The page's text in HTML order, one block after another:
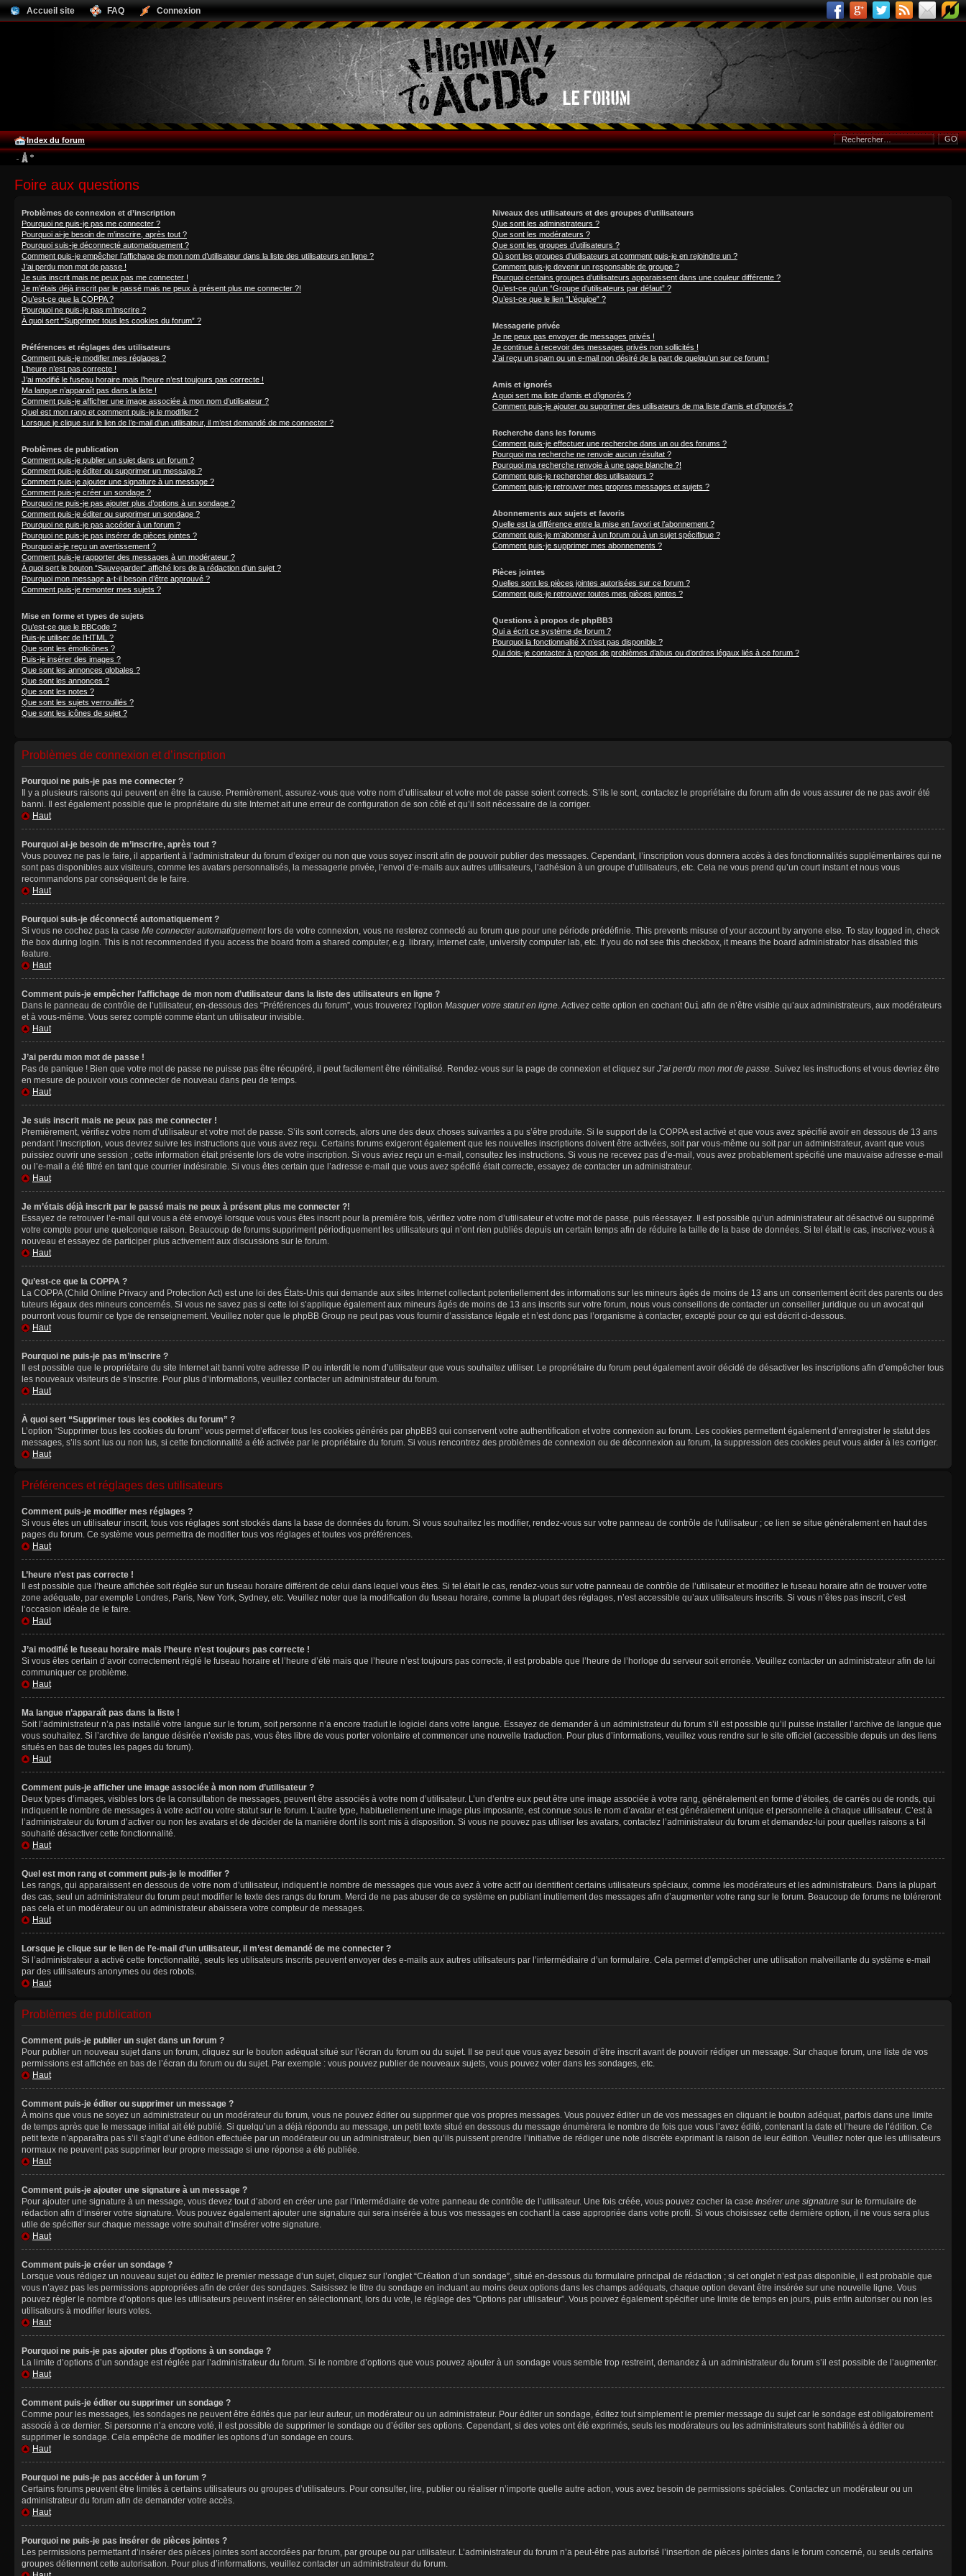
Accueil site FAQ Connexion
Index du forum
Foire aux questions
Problèmes de connexion et d’inscription
Pourquoi ne puis-je pas me connecter ?
Pourquoi ai-je besoin de m’inscrire, après tout ?
Pourquoi suis-je déconnecté automatiquement ?
Comment puis-je empêcher l’affichage de mon nom d’utilisateur dans la liste des utilisateurs en ligne ?
J’ai perdu mon mot de passe !
Je suis inscrit mais ne peux pas me connecter !
Je m’étais déjà inscrit par le passé mais ne peux à présent plus me connecter ?!
Qu’est-ce que la COPPA ?
Pourquoi ne puis-je pas m’inscrire ?
À quoi sert “Supprimer tous les cookies du forum” ?
Préférences et réglages des utilisateurs
Comment puis-je modifier mes réglages ?
L’heure n’est pas correcte !
J’ai modifié le fuseau horaire mais l’heure n’est toujours pas correcte !
Ma langue n’apparaît pas dans la liste !
Comment puis-je afficher une image associée à mon nom d’utilisateur ?
Quel est mon rang et comment puis-je le modifier ?
Lorsque je clique sur le lien de l’e-mail d’un utilisateur, il m’est demandé de me connecter ?
Problèmes de publication
Comment puis-je publier un sujet dans un forum ?
Comment puis-je éditer ou supprimer un message ?
Comment puis-je ajouter une signature à un message ?
Comment puis-je créer un sondage ?
Pourquoi ne puis-je pas ajouter plus d’options à un sondage ?
Comment puis-je éditer ou supprimer un sondage ?
Pourquoi ne puis-je pas accéder à un forum ?
Pourquoi ne puis-je pas insérer de pièces jointes ?
Pourquoi ai-je reçu un avertissement ?
Comment puis-je rapporter des messages à un modérateur ?
À quoi sert le bouton “Sauvegarder” affiché lors de la rédaction d’un sujet ?
Pourquoi mon message a-t-il besoin d’être approuvé ?
Comment puis-je remonter mes sujets ?
Mise en forme et types de sujets
Qu’est-ce que le BBCode ?
Puis-je utiliser de l’HTML ?
Que sont les émoticônes ?
Puis-je insérer des images ?
Que sont les annonces globales ?
Que sont les annonces ?
Que sont les notes ?
Que sont les sujets verrouillés ?
Que sont les icônes de sujet ?
Niveaux des utilisateurs et des groupes d’utilisateurs
Que sont les administrateurs ?
Que sont les modérateurs ?
Que sont les groupes d’utilisateurs ?
Où sont les groupes d’utilisateurs et comment puis-je en rejoindre un ?
Comment puis-je devenir un responsable de groupe ?
Pourquoi certains groupes d’utilisateurs apparaissent dans une couleur différente ?
Qu’est-ce qu’un “Groupe d’utilisateurs par défaut” ?
Qu’est-ce que le lien “L’équipe” ?
Messagerie privée
Je ne peux pas envoyer de messages privés !
Je continue à recevoir des messages privés non sollicités !
J’ai reçu un spam ou un e-mail non désiré de la part de quelqu’un sur ce forum !
Amis et ignorés
A quoi sert ma liste d’amis et d’ignorés ?
Comment puis-je ajouter ou supprimer des utilisateurs de ma liste d’amis et d’ignorés ?
Recherche dans les forums
Comment puis-je effectuer une recherche dans un ou des forums ?
Pourquoi ma recherche ne renvoie aucun résultat ?
Pourquoi ma recherche renvoie à une page blanche ?!
Comment puis-je rechercher des utilisateurs ?
Comment puis-je retrouver mes propres messages et sujets ?
Abonnements aux sujets et favoris
Quelle est la différence entre la mise en favori et l’abonnement ?
Comment puis-je m’abonner à un forum ou à un sujet spécifique ?
Comment puis-je supprimer mes abonnements ?
Pièces jointes
Quelles sont les pièces jointes autorisées sur ce forum ?
Comment puis-je retrouver toutes mes pièces jointes ?
Questions à propos de phpBB3
Qui a écrit ce système de forum ?
Pourquoi la fonctionnalité X n’est pas disponible ?
Qui dois-je contacter à propos de problèmes d’abus ou d’ordres légaux liés à ce forum ?
Problèmes de connexion et d’inscription
Pourquoi ne puis-je pas me connecter ?
Il y a plusieurs raisons qui peuvent en être la cause. Premièrement, assurez-vous que votre nom d’utilisateur et votre mot de passe soient corrects. S’ils le sont, contactez le propriétaire du forum afin de vous assurer de ne pas avoir été
banni. Il est également possible que le propriétaire du site Internet ait une erreur de configuration de son côté et qu’il soit nécessaire de la corriger.
Haut
Pourquoi ai-je besoin de m’inscrire, après tout ?
Vous pouvez ne pas le faire, il appartient à l’administrateur du forum d’exiger ou non que vous soyez inscrit afin de pouvoir publier des messages. Cependant, l’inscription vous donnera accès à des fonctionnalités supplémentaires qui ne
sont pas disponibles aux visiteurs, comme les avatars personnalisés, la messagerie privée, l’envoi d’e-mails aux autres utilisateurs, l’adhésion à un groupe d’utilisateurs, etc. Cela ne vous prend qu’un court instant et nous vous
recommandons par conséquent de le faire.
Haut
Pourquoi suis-je déconnecté automatiquement ?
Si vous ne cochez pas la case Me connecter automatiquementlors de votre connexion, vous ne resterez connecté au forum que pour une période prédéfinie. This prevents misuse of your account by anyone else. To stay logged in, check
the box during login. This is not recommended if you access the board from a shared computer, e.g. library, internet cafe, university computer lab, etc. If you do not see this checkbox, it means the board administrator has disabled this
feature.
Haut
Comment puis-je empêcher l’affichage de mon nom d’utilisateur dans la liste des utilisateurs en ligne ?
Dans le panneau de contrôle de l’utilisateur, en-dessous des “Préférences du forum”, vous trouverez l’option Masquer votre statut en ligne. Activez cette option en cochantOui afin de n’être visible qu’aux administrateurs, aux modérateurs
et à vous-même. Vous serez compté comme étant un utilisateur invisible.
Haut
J’ai perdu mon mot de passe !
Pas de panique ! Bien que votre mot de passe ne puisse pas être récupéré, il peut facilement être réinitialisé. Rendez-vous sur la page de connexion et cliquez sur J’ai perdu mon mot de passe. Suivez les instructions et vous devriez être
en mesure de pouvoir vous connecter de nouveau dans peu de temps.
Haut
Je suis inscrit mais ne peux pas me connecter !
Premièrement, vérifiez votre nom d’utilisateur et votre mot de passe. S’ils sont corrects, alors une des deux choses suivantes a pu s’être produite. Si le support de la COPPA est activé et que vous avez spécifié avoir en dessous de 13 ans
pendant l’inscription, vous devrez suivre les instructions que vous avez reçu. Certains forums exigeront également que les nouvelles inscriptions doivent être activées, soit par vous-même ou soit par un administrateur, avant que vous
puissiez ouvrir une session ; cette information était présente lors de votre inscription. Si vous aviez reçu un e-mail, consultez les instructions. Si vous ne recevez pas d’e-mail, vous avez probablement spécifié une mauvaise adresse e-mail
ou l’e-mail a été filtré en tant que courrier indésirable. Si vous êtes certain que l’adresse e-mail que vous avez spécifié était correcte, essayez de contacter un administrateur.
Haut
Je m’étais déjà inscrit par le passé mais ne peux à présent plus me connecter ?!
Essayez de retrouver l’e-mail qui vous a été envoyé lorsque vous vous êtes inscrit pour la première fois, vérifiez votre nom d’utilisateur et votre mot de passe, puis réessayez. Il est possible qu’un administrateur ait désactivé ou supprimé
votre compte pour une quelconque raison. Beaucoup de forums suppriment périodiquement les utilisateurs qui n’ont rien publiés depuis un certain temps afin de réduire la taille de la base de données. Si tel était le cas, inscrivez-vous à
nouveau et essayez de participer plus activement aux discussions sur le forum.
Haut
Qu’est-ce que la COPPA ?
La COPPA (Child Online Privacy and Protection Act) est une loi des États-Unis qui demande aux sites Internet collectant potentiellement des informations sur les mineurs âgés de moins de 13 ans un consentement écrit des parents ou des
tuteurs légaux des mineurs concernés. Si vous ne savez pas si cette loi s’applique également aux mineurs âgés de moins de 13 ans inscrits sur votre forum, nous vous conseillons de contacter un conseiller juridique ou un avocat qui
pourront vous fournir ce type de renseignement. Veuillez noter que le phpBB Group ne peut pas vous fournir d’assistance légale et n’est donc pas l’organisme à contacter, excepté pour ce qui est décrit ci-dessous.
Haut
Pourquoi ne puis-je pas m’inscrire ?
Il est possible que le propriétaire du site Internet ait banni votre adresse IP ou interdit le nom d’utilisateur que vous souhaitez utiliser. Le propriétaire du forum peut également avoir décidé de désactiver les inscriptions afin d’empêcher tous
les nouveaux visiteurs de s’inscrire. Pour plus d’informations, veuillez contacter un administrateur du forum.
Haut
À quoi sert “Supprimer tous les cookies du forum” ?
L’option “Supprimer tous les cookies du forum” vous permet d’effacer tous les cookies générés par phpBB3 qui conservent votre authentification et votre connexion au forum. Les cookies permettent également d’enregistrer le statut des
messages, s’ils sont lus ou non lus, si cette fonctionnalité a été activée par le propriétaire du forum. Si vous rencontrez des problèmes de connexion ou de déconnexion au forum, la suppression des cookies peut vous aider à les corriger.
Haut
Préférences et réglages des utilisateurs
Comment puis-je modifier mes réglages ?
Si vous êtes un utilisateur inscrit, tous vos réglages sont stockés dans la base de données du forum. Si vous souhaitez les modifier, rendez-vous sur votre panneau de contrôle de l’utilisateur ; ce lien se situe généralement en haut des
pages du forum. Ce système vous permettra de modifier tous vos réglages et toutes vos préférences.
Haut
L’heure n’est pas correcte !
Il est possible que l’heure affichée soit réglée sur un fuseau horaire différent de celui dans lequel vous êtes. Si tel était le cas, rendez-vous sur votre panneau de contrôle de l’utilisateur et modifiez le fuseau horaire afin de trouver votre
zone adéquate, par exemple Londres, Paris, New York, Sydney, etc. Veuillez noter que la modification du fuseau horaire, comme la plupart des réglages, n’est accessible qu’aux utilisateurs inscrits. Si vous n’êtes pas inscrit, c’est
l’occasion idéale de le faire.
Haut
J’ai modifié le fuseau horaire mais l’heure n’est toujours pas correcte !
Si vous êtes certain d’avoir correctement réglé le fuseau horaire et l’heure d’été mais que l’heure n’est toujours pas correcte, il est probable que l’heure de l’horloge du serveur soit erronée. Veuillez contacter un administrateur afin de lui
communiquer ce problème.
Haut
Ma langue n’apparaît pas dans la liste !
Soit l’administrateur n’a pas installé votre langue sur le forum, soit personne n’a encore traduit le logiciel dans votre langue. Essayez de demander à un administrateur du forum s’il est possible qu’il puisse installer l’archive de langue que
vous souhaitez. Si l’archive de langue désirée n’existe pas, vous êtes libre de vous porter volontaire et commencer une nouvelle traduction. Pour plus d’informations, veuillez vous rendre sur le site officiel (accessible depuis un des liens
situés en bas de toutes les pages du forum).
Haut
Comment puis-je afficher une image associée à mon nom d’utilisateur ?
Deux types d’images, visibles lors de la consultation de messages, peuvent être associés à votre nom d’utilisateur. L’un d’entre eux peut être une image associée à votre rang, généralement en forme d’étoiles, de carrés ou de ronds, qui
indiquent le nombre de messages à votre actif ou votre statut sur le forum. L’autre type, habituellement une image plus imposante, est connue sous le nom d’avatar et est généralement unique et personnelle à chaque utilisateur. C’est à
l’administrateur du forum d’activer ou non les avatars et de décider de la manière dont ils sont mis à disposition. Si vous ne pouvez pas utiliser les avatars, contactez l’administrateur du forum et demandez-lui pour quelles raisons a t-il
souhaité désactiver cette fonctionnalité.
Haut
Quel est mon rang et comment puis-je le modifier ?
Les rangs, qui apparaissent en dessous de votre nom d’utilisateur, indiquent le nombre de messages que vous avez à votre actif ou identifient certains utilisateurs spéciaux, comme les modérateurs et les administrateurs. Dans la plupart
des cas, seul un administrateur du forum peut modifier le texte des rangs du forum. Merci de ne pas abuser de ce système en publiant inutilement des messages afin d’augmenter votre rang sur le forum. Beaucoup de forums ne toléreront
pas cela et un modérateur ou un administrateur abaissera votre compteur de messages.
Haut
Lorsque je clique sur le lien de l’e-mail d’un utilisateur, il m’est demandé de me connecter ?
Si l’administrateur a activé cette fonctionnalité, seuls les utilisateurs inscrits peuvent envoyer des e-mails aux autres utilisateurs par l’intermédiaire d’un formulaire. Cela permet d’empêcher une utilisation malveillante du système e-mail
par des utilisateurs anonymes ou des robots.
Haut
Problèmes de publication
Comment puis-je publier un sujet dans un forum ?
Pour publier un nouveau sujet dans un forum, cliquez sur le bouton adéquat situé sur l’écran du forum ou du sujet. Il se peut que vous ayez besoin d’être inscrit avant de pouvoir rédiger un message. Sur chaque forum, une liste de vos
permissions est affichée en bas de l’écran du forum ou du sujet. Par exemple : vous pouvez publier de nouveaux sujets, vous pouvez voter dans les sondages, etc.
Haut
Comment puis-je éditer ou supprimer un message ?
À moins que vous ne soyez un administrateur ou un modérateur du forum, vous ne pouvez éditer ou supprimer que vos propres messages. Vous pouvez éditer un de vos messages en cliquant le bouton adéquat, parfois dans une limite
de temps après que le message initial ait été publié. Si quelqu’un a déjà répondu au message, un petit texte situé en dessous du message énumèrera le nombre de fois que vous l’avez édité, contenant la date et l’heure de l’édition. Ce
petit texte n’apparaîtra pas s’il s’agit d’une édition effectuée par un modérateur ou un administrateur, bien qu’ils puissent prendre l’initiative de rédiger une note discrète exprimant la raison de leur édition. Veuillez noter que les utilisateurs
normaux ne peuvent pas supprimer leur propre message si une réponse a été publiée.
Haut
Comment puis-je ajouter une signature à un message ?
Pour ajouter une signature à un message, vous devez tout d’abord en créer une par l’intermédiaire de votre panneau de contrôle de l’utilisateur. Une fois créée, vous pouvez cocher la case Insérer une signature sur le formulaire de
rédaction afin d’insérer votre signature. Vous pouvez également ajouter une signature qui sera insérée à tous vos messages en cochant la case appropriée dans votre profil. Si vous choisissez cette dernière option, il ne vous sera plus
utile de spécifier sur chaque message votre souhait d’insérer votre signature.
Haut
Comment puis-je créer un sondage ?
Lorsque vous rédigez un nouveau sujet ou éditez le premier message d’un sujet, cliquez sur l’onglet “Création d’un sondage”, situé en-dessous du formulaire principal de rédaction ; si cet onglet n’est pas disponible, il est probable que
vous n’ayez pas les permissions appropriées afin de créer des sondages. Saisissez le titre du sondage en incluant au moins deux options dans les champs adéquats, chaque option devant être insérée sur une nouvelle ligne. Vous
pouvez régler le nombre d’options que les utilisateurs peuvent insérer en sélectionnant, lors du vote, le réglage des “Options par utilisateur”. Vous pouvez également spécifier une limite de temps en jours, puis enfin autoriser ou non les
utilisateurs à modifier leurs votes.
Haut
Pourquoi ne puis-je pas ajouter plus d’options à un sondage ?
La limite d’options d’un sondage est réglée par l’administrateur du forum. Si le nombre d’options que vous pouvez ajouter à un sondage vous semble trop restreint, demandez à un administrateur du forum s’il est possible de l’augmenter.
Haut
Comment puis-je éditer ou supprimer un sondage ?
Comme pour les messages, les sondages ne peuvent être édités que par leur auteur, un modérateur ou un administrateur. Pour éditer un sondage, éditez tout simplement le premier message du sujet car le sondage est obligatoirement
associé à ce dernier. Si personne n’a encore voté, il est possible de supprimer le sondage ou d’éditer ses options. Cependant, si des votes ont été exprimés, seuls les modérateurs ou les administrateurs sont habilités à éditer ou
supprimer le sondage. Cela empêche de modifier les options d’un sondage en cours.
Haut
Pourquoi ne puis-je pas accéder à un forum ?
Certains forums peuvent être limités à certains utilisateurs ou groupes d’utilisateurs. Pour consulter, lire, publier ou réaliser n’importe quelle autre action, vous avez besoin de permissions spéciales. Contactez un modérateur ou un
administrateur du forum afin de demander votre accès.
Haut
Pourquoi ne puis-je pas insérer de pièces jointes ?
Les permissions permettant d’insérer des pièces jointes sont accordées par forum, par groupe ou par utilisateur. L’administrateur du forum n’a peut-être pas autorisé l’insertion de pièces jointes dans le forum concerné, ou seuls certains
groupes détiennent cette autorisation. Pour plus d’informations, veuillez contacter un administrateur du forum.